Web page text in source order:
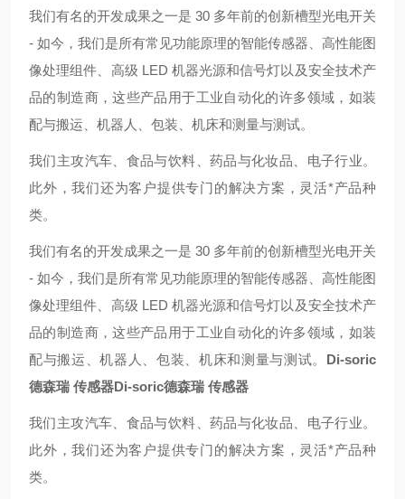
我们有名的开发成果之一是 30 多年前的创新槽型光电开关
- 如今，我们是所有常见功能原理的智能传感器、高性能图
像处理组件、高级 LED 机器光源和信号灯以及安全技术产
品的制造商，这些产品用于工业自动化的许多领域，如装
配与搬运、机器人、包装、机床和测量与测试。
我们主攻汽车、食品与饮料、药品与化妆品、电子行业。
此外，我们还为客户提供专门的解决方案，灵活*产品种
类。
我们有名的开发成果之一是 30 多年前的创新槽型光电开关
- 如今，我们是所有常见功能原理的智能传感器、高性能图
像处理组件、高级 LED 机器光源和信号灯以及安全技术产
品的制造商，这些产品用于工业自动化的许多领域，如装
配与搬运、机器人、包装、机床和测量与测试。 Di-soric
德森瑞 传感器Di-soric德森瑞 传感器
我们主攻汽车、食品与饮料、药品与化妆品、电子行业。
此外，我们还为客户提供专门的解决方案，灵活*产品种
类。